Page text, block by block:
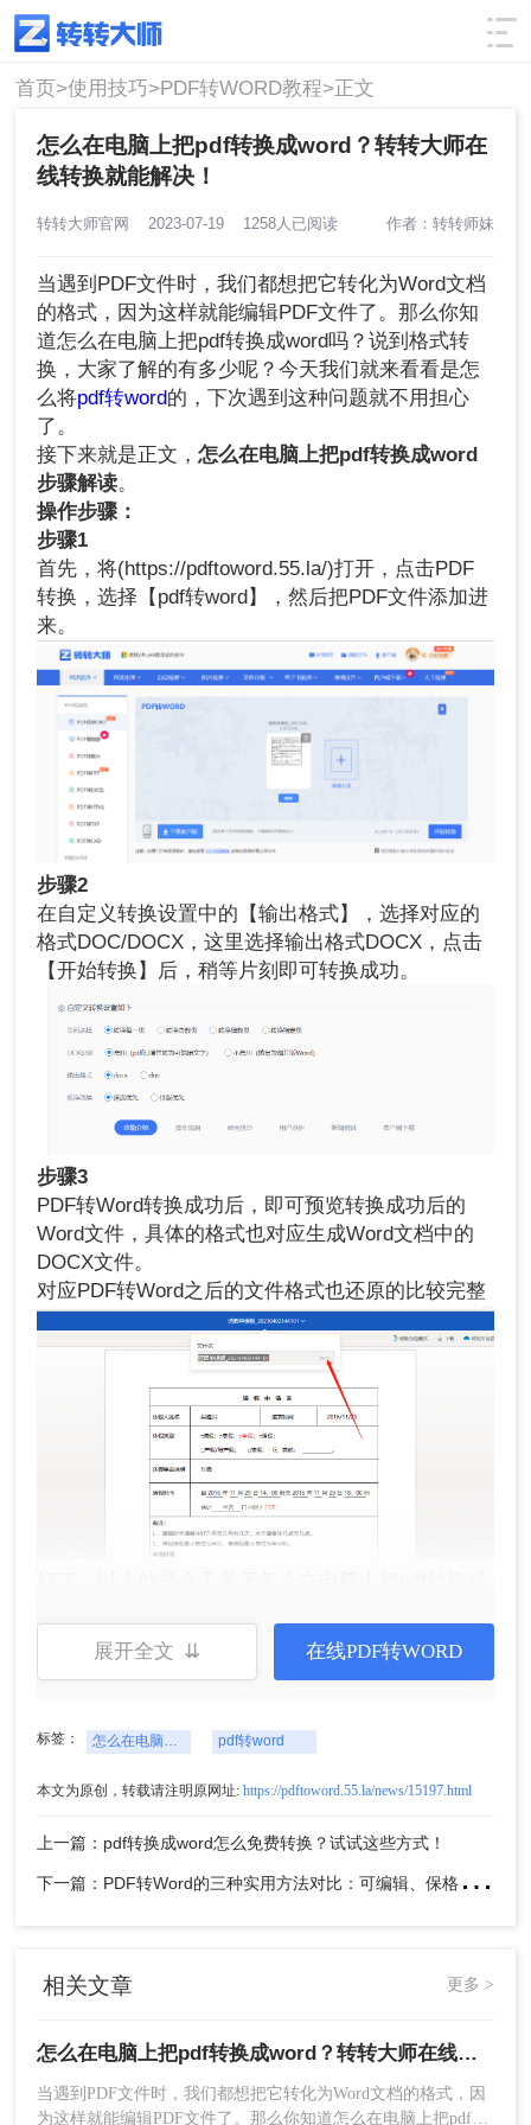
使用技巧 筛选
首页>使用技巧>PDF转WORD教程>正文
怎么在电脑上把pdf转换成word？转转大师在
线转换就能解决！
转转大师官网 2023-07-19 1258人已阅读 作者：转转师妹
当遇到PDF文件时，我们都想把它转化为Word文档
的格式，因为这样就能编辑PDF文件了。那么你知
道怎么在电脑上把pdf转换成word吗？说到格式转
换，大家了解的有多少呢？今天我们就来看看是怎
么将pdf转word的，下次遇到这种问题就不用担心
了。
接下来就是正文，怎么在电脑上把pdf转换成word
步骤解读。
操作步骤：
步骤1
首先，将(https://pdftoword.55.la/)打开，点击PDF
转换，选择【pdf转word】，然后把PDF文件添加进
来。
步骤2
在自定义转换设置中的【输出格式】，选择对应的
格式DOC/DOCX，这里选择输出格式DOCX，点击
【开始转换】后，稍等片刻即可转换成功。
步骤3
PDF转Word转换成功后，即可预览转换成功后的
Word文件，具体的格式也对应生成Word文档中的
DOCX文件。
对应PDF转Word之后的文件格式也还原的比较完整
有想要补充的朋友们，可以在评论区留言讨论！看
完别忘记点个「赞」，我们下期见！
展开全文 ⇊ 在线PDF转WORD
标签： 怎么在电脑上把pdf转换成word pdf转word
本文为原创，转载请注明原网址: https://pdftoword.55.la/news/15197.html
上一篇：pdf转换成word怎么免费转换？试试这些方式！
下
一篇：PDF转Word的三种实用方法对比：可编辑、保格式、避风险！
相关文章 更多 >
怎么在电脑上把pdf转换成word？转转大师在线转换就能解决！
当遇到PDF文件时，我们都想把它转化为Word文档的格式，因
为这样就能编辑PDF文件了。那么你知道怎么在电脑上把pdf转